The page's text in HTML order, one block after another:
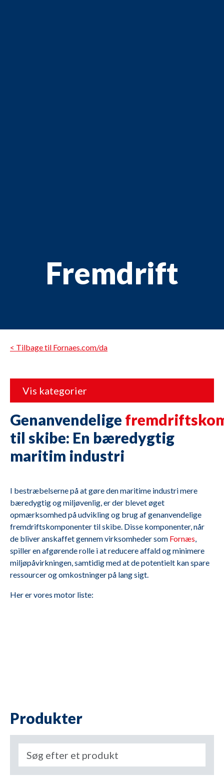
Fremdrift
< Tilbage til Fornaes.com/da
Vis kategorier
Genanvendelige
til skibe: En bæredygtig
maritim industri
I bestræbelserne på at gøre den maritime industri mere
bæredygtig og miljøvenlig, er der blevet øget
opmærksomhed på udvikling og brug af genanvendelige
fremdriftskomponenter til skibe. Disse komponenter, når
de bliver anskaffet gennem virksomheder som Fornæs
spiller en afgørende rolle i at reducere affald og minimere
miljøpåvirkningen, samtidig med at de potentielt kan spare
ressourcer og omkostninger på lang sigt.
Her er vores motor liste:
Produkter